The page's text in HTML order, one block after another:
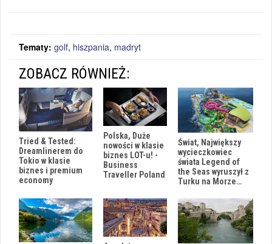
Tematy: golf, hiszpania, madryt
ZOBACZ RÓWNIEŻ:
Tried & Tested:
Dreamlinerem do
Tokio w klasie
biznes i premium
economy
Polska, Duże
nowości w klasie
biznes LOT-u! -
Business
Traveller Poland
Świat, Największy
wycieczkowiec
świata Legend of
the Seas wyruszył z
Turku na Morze…